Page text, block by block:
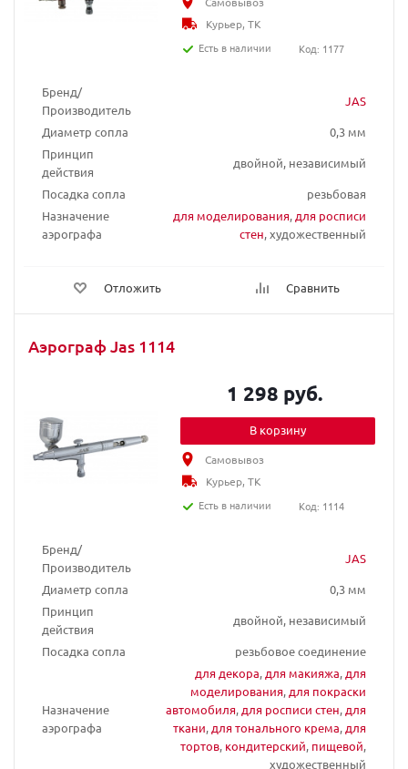
Бренд/
Производитель
JAS
Диаметр сопла
0,3 мм
Принцип
действия
двойной, независимый
Посадка сопла
резьбовая
Назначение
аэрографа
для моделирования, для росписи
стен, художественный
Отложить Сравнить
Курьер, ТК
Есть в наличии
Код: 1177
Аэрограф Jas 1114
Бренд/
Производитель
JAS
Диаметр сопла
0,3 мм
Принцип
действия
двойной, независимый
Посадка сопла
резьбовое соединение
Назначение
аэрографа
для декора, для макияжа, для
моделирования, для покраски
автомобиля, для росписи стен, для
ткани, для тонального крема, для
тортов, кондитерский, пищевой,
художественный
1 298 руб.
В корзину
Самовывоз
Курьер, ТК
Есть в наличии
Код: 1114